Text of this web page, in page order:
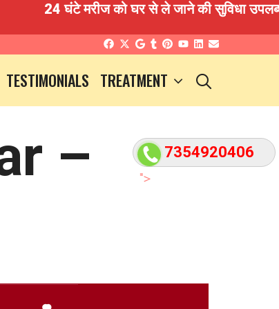
">
7354920406
24 घंटे मरीज को घर से ले जाने की सुविधा उपलब्ध है
TESTIMONIALS TREATMENT
–